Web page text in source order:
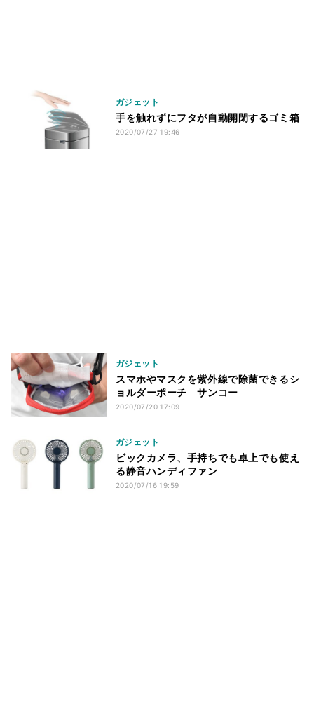
ガジェット
手を触れずにフタが自動開閉するゴミ箱
2020/07/27 19:46
ガジェット
スマホやマスクを紫外線で除菌できるシ
ョルダーポーチ サンコー
2020/07/20 17:09
ガジェット
ビックカメラ、手持ちでも卓上でも使え
る静音ハンディファン
2020/07/16 19:59